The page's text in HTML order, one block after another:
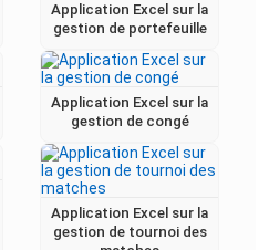
Application Excel sur la
gestion de portefeuille
Application Excel sur la
gestion de congé
Application Excel sur la
gestion de tournoi des